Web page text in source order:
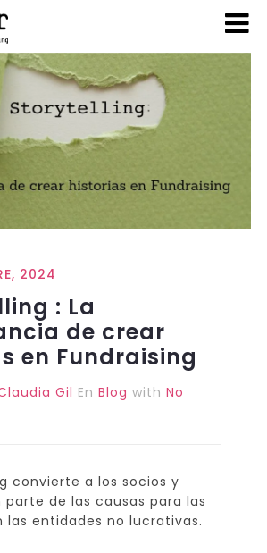
2024
: La
de crear
en Fundraising
Gil En Blog with No
convierte a los socios y
de las causas para las
las entidades no lucrativas.